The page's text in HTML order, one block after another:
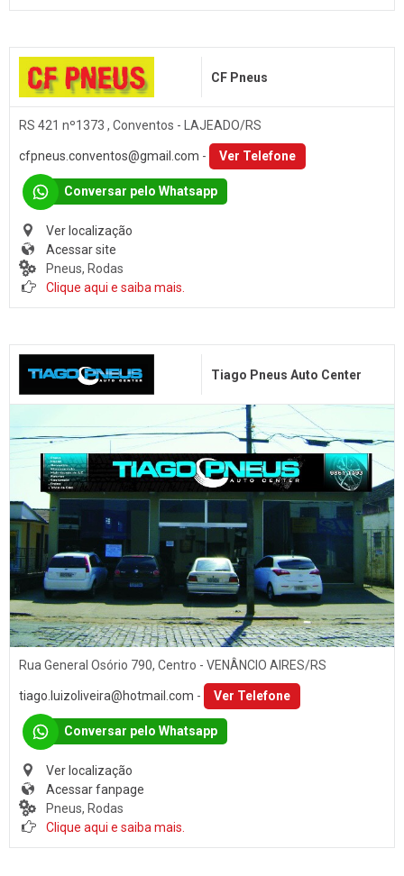
CF Pneus
RS 421 nº1373 , Conventos - LAJEADO/RS
cfpneus.conventos@gmail.com - Ver Telefone
Conversar pelo Whatsapp
Ver localização
Acessar site
Pneus, Rodas
Clique aqui e saiba mais.
Tiago Pneus Auto Center
Rua General Osório 790, Centro - VENÂNCIO AIRES/RS
tiago.luizoliveira@hotmail.com - Ver Telefone
Conversar pelo Whatsapp
Ver localização
Acessar fanpage
Pneus, Rodas
Clique aqui e saiba mais.